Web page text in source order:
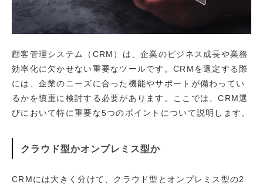
顧客管理システム（CRM）は、企業のビジネス成長や業務
効率化に欠かせない重要なツールです。CRMを選定する際
には、企業のニーズに合った機能やサポートが備わってい
るかを慎重に検討する必要があります。ここでは、CRM選
びにおいて特に重要な5つのポイントについて説明します。
クラウド型かオンプレミス型か
CRMには大きく分けて、クラウド型とオンプレミス型の2